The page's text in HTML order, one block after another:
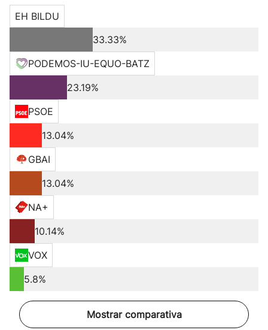
EH BILDU
33.33%
PODEMOS-IU-EQUO-BATZ
23.19%
PSOE
13.04%
GBAI
13.04%
NA+
10.14%
VOX
5.8%
Mostrar comparativa